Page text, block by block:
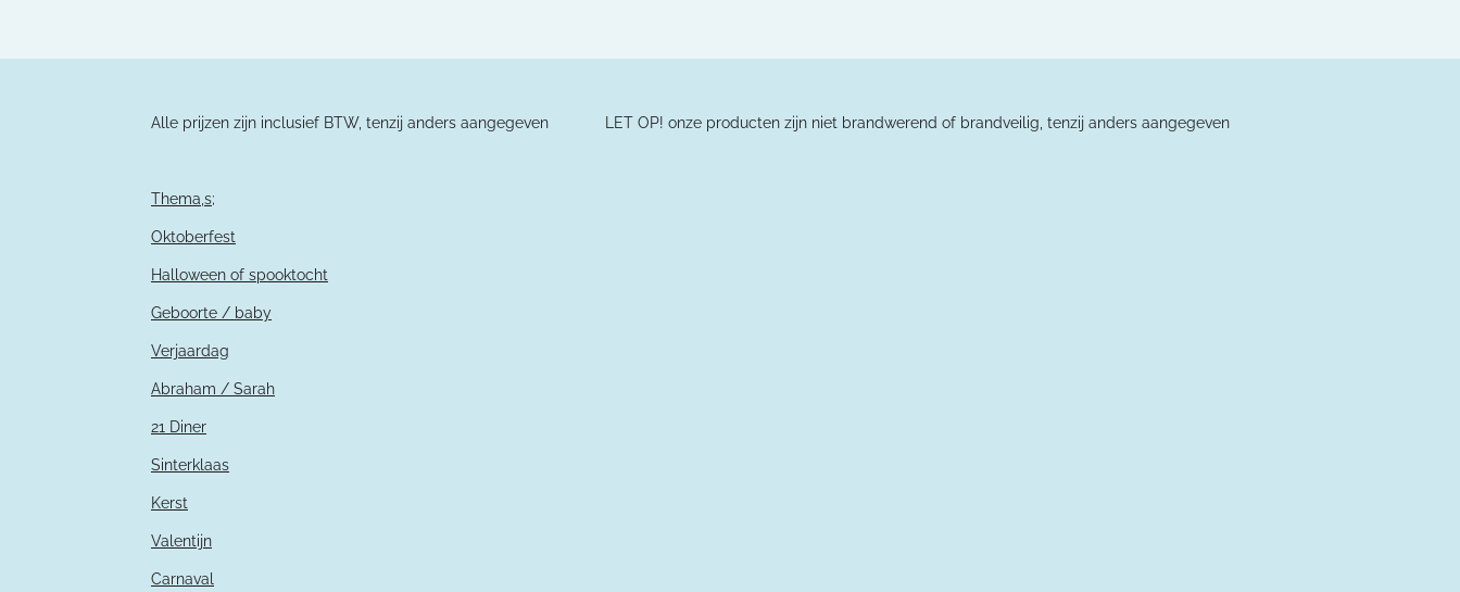
Alle prijzen zijn inclusief BTW, tenzij anders aangegeven LET OP! onze producten zijn niet brandwerend of brandveilig, tenzij anders aangegeven
Thema,s;
Oktoberfest
Halloween of spooktocht
Geboorte / baby
Verjaardag
Abraham / Sarah
21 Diner
Sinterklaas
Kerst
Valentijn
Carnaval